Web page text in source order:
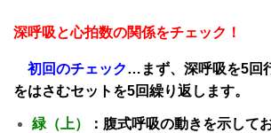
深呼吸と心拍数の関係をチェック！
初回のチェック…まず、深呼吸を5回
をはさむセットを5回繰り返します。
緑（上）
：腹式呼吸の動きを示して